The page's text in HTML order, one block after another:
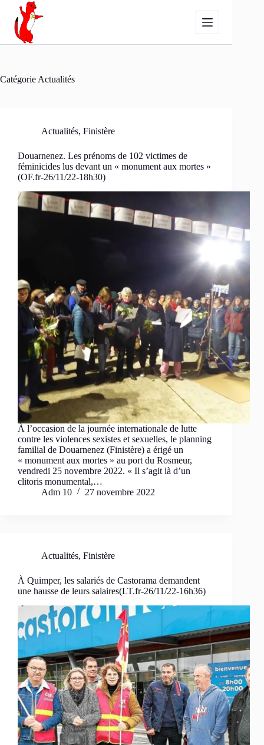
Passer
contenu
Catégorie Actualités
Actualités, Finistère
Douarnenez. Les prénoms de 102 victimes de
féminicides lus devant un « monument aux mortes »
(OF.fr-26/11/22-18h30)
À l’occasion de la journée internationale de lutte
contre les violences sexistes et sexuelles, le planning
familial de Douarnenez (Finistère) a érigé un
« monument aux mortes » au port du Rosmeur,
vendredi 25 novembre 2022. « Il s’agit là d’un
clitoris monumental,…
Adm 10
27 novembre 2022
Actualités, Finistère
À Quimper, les salariés de Castorama demandent
une hausse de leurs salaires(LT.fr-26/11/22-16h36)